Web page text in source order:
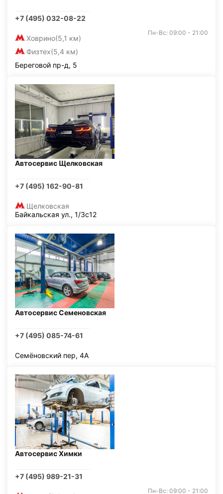
+7 (495) 032-08-22
Ховрино(5,1 км)
Физтех(5,4 км)
Пн-Вс: 09:00 - 21:00
Береговой пр-д, 5
Автосервис Щелковская
+7 (495) 162-90-81
Щелковская
Байкальская ул., 1/3с12
Автосервис Семеновская
+7 (495) 085-74-61
Семёновский пер, 4А
Автосервис Химки
+7 (495) 989-21-31
Пн-Вс: 09:00 - 21:00